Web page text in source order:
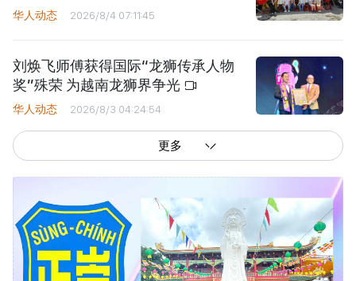
华人动态 2026/8/4 07:11:45
刘焕飞师傅获得国际“龙狮传承人物
奖”殊荣 为越南龙狮界争光
华人动态 2026/8/3 04:24:54
更多